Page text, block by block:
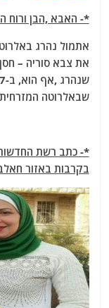
at
s
A
p
e
g
ra
m
l
*- האבא ,הבן ורוח
אתמול נהרג
את צבא סוריה –
שבאלרוטה
*- כתב רשת החדשות
בקרבות באזור